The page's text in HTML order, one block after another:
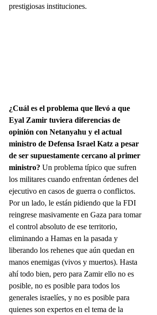
prestigiosas instituciones.
¿Cuál es el problema que llevó a que
Eyal Zamir tuviera diferencias de
opinión con Netanyahu y el actual
ministro de Defensa Israel Katz a pesar
de ser supuestamente cercano al primer
ministro? Un problema típico que sufren
los militares cuando enfrentan órdenes del
ejecutivo en casos de guerra o conflictos.
Por un lado, le están pidiendo que la FDI
reingrese masivamente en Gaza para tomar
el control absoluto de ese territorio,
eliminando a Hamas en la pasada y
liberando los rehenes que aún quedan en
manos enemigas (vivos y muertos). Hasta
ahí todo bien, pero para Zamir ello no es
posible, no es posible para todos los
generales israelíes, y no es posible para
quienes son expertos en el tema de la